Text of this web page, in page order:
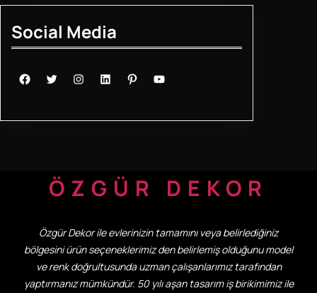
Social Media
Facebook Twitter Instagram LinkedIn Pinterest YouTube
ÖZGÜR DEKOR
Özgür Dekor ile evlerinizin tamamını veya belirlediğiniz
bölgesini ürün seçeneklerimiz den belirlemiş olduğunu model
ve renk doğrultusunda uzman çalışanlarımız tarafından
yaptırmanız mümkündür. 50 yılı aşan tasarım iş birikimimiz ile